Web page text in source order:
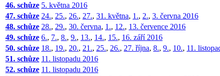
46. schůze 5. května 2016
47. schůze 24., 25., 26., 27., 31. května, 1., 2., 3. června 2016
48. schůze 28., 29., 30. června, 1., 12., 13. července 2016
49. schůze 6., 7., 8., 9., 13., 14., 15., 16. září 2016
50. schůze 18., 19., 20., 21., 25., 26., 27. října, 8., 9., 10., 11.
51. schůze 11. listopadu 2016
52. schůze 11. listopadu 2016